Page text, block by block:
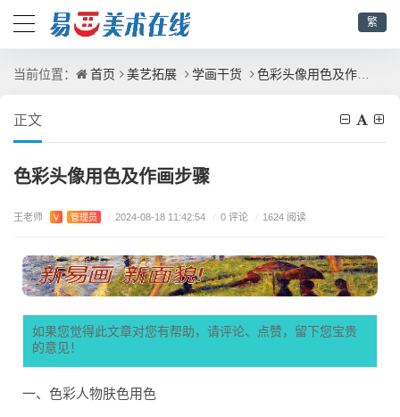
繁
当前位置： 首页 美艺拓展 学画干货 色彩头像用色及作画步骤
正文
色彩头像用色及作画步骤
王老师 V 管理员 / 2024-08-18 11:42:54 / 0 评论 / 1624 阅读
如果您觉得此文章对您有帮助，请评论、点赞，留下您宝贵
的意见！
一、色彩人物肤色用色